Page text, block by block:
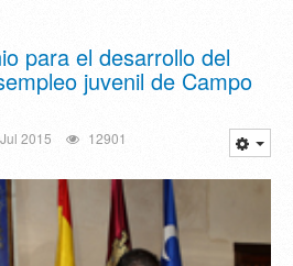
para el desarrollo del
juvenil de Campo
2015 12901